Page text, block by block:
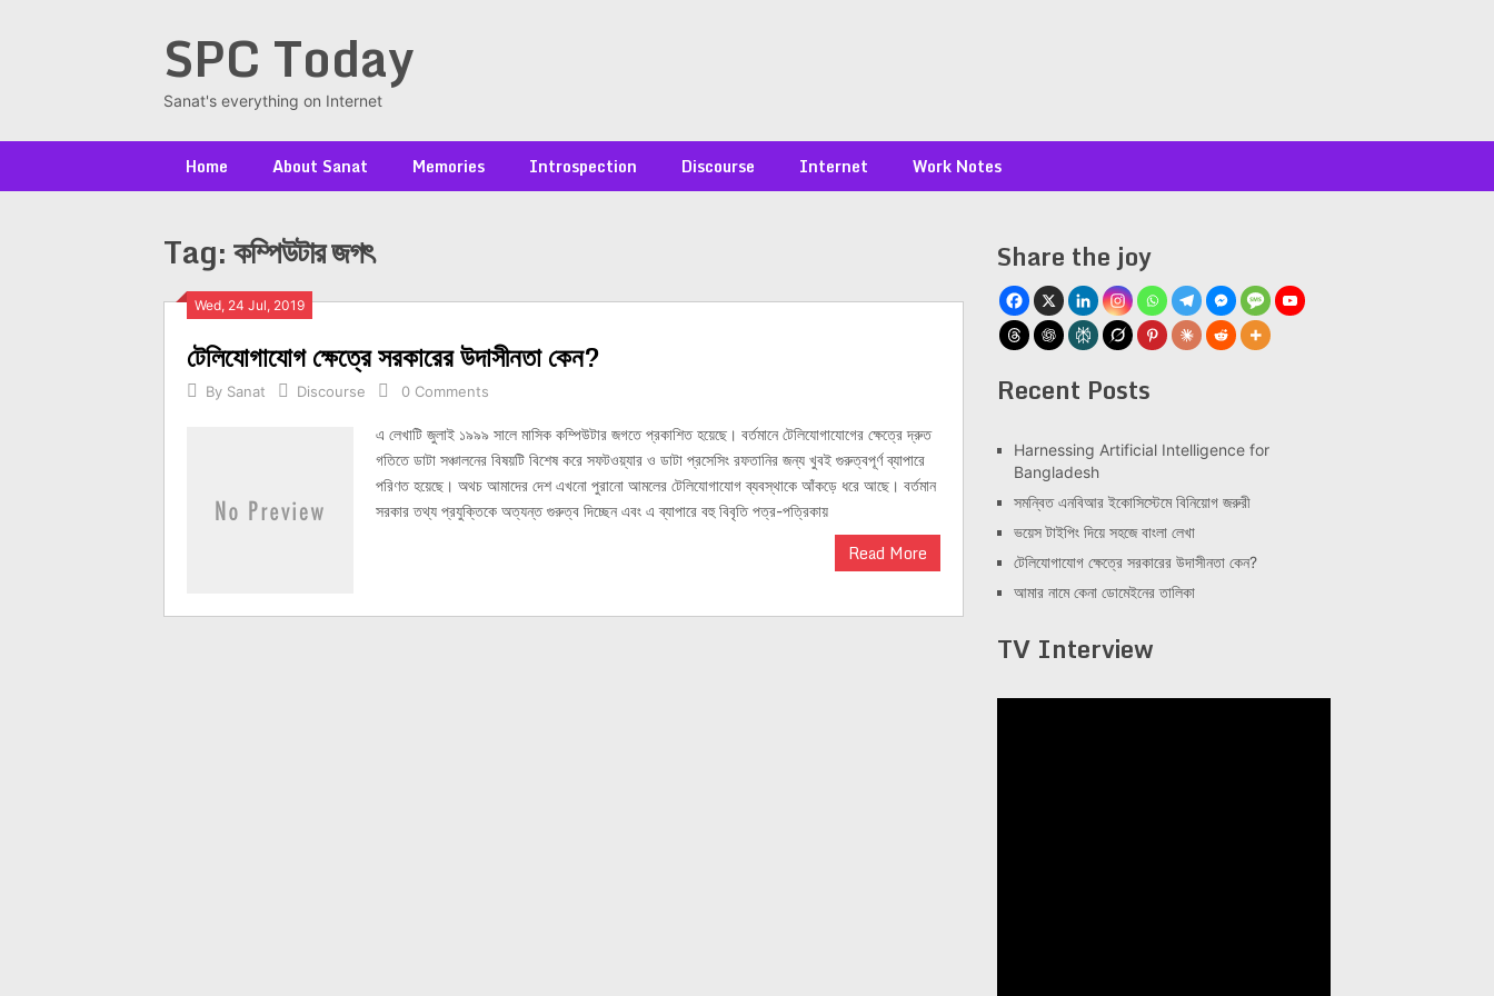
SPC Today
Sanat's everything on Internet
Home About Sanat Memories Introspection Discourse Internet Work Notes
Tag:কম্পিউটার জগৎ
Wed, 24 Jul, 2019
টেলিযোগাযোগ ক্ষেত্রে সরকারের উদাসীনতা কেন?
By Sanat Discourse 0 Comments
এ লেখাটি জুলাই ১৯৯৯ সালে মাসিক কম্পিউটার জগতে প্রকাশিত হয়েছে। বর্তমানে টেলিযোগাযোগের ক্ষেত্রে দ্রুত
গতিতে ডাটা সঞ্চালনের বিষয়টি বিশেষ করে সফটওয়্যার ও ডাটা প্রসেসিং রফতানির জন্য খুবই গুরুত্বপূর্ণ ব্যাপারে
পরিণত হয়েছে। অথচ আমাদের দেশ এখনো পুরানো আমলের টেলিযোগাযোগ ব্যবস্থাকে আঁকড়ে ধরে আছে। বর্তমান
সরকার তথ্য প্রযুক্তিকে অত্যন্ত গুরুত্ব দিচ্ছেন এবং এ ব্যাপারে বহু বিবৃতি পত্র-পত্রিকায়
Read More
Posts
navigation
Share the joy
Recent Posts
Har­ness­ing Arti­fi­cial Intel­li­gence for
Bangladesh
সমন্বিত এনবিআর ইকোসিস্টেমে বিনিয়োগ জরুরী
ভয়েস টাইপিং দিয়ে সহজে বাংলা লেখা
টেলিযোগাযোগ ক্ষেত্রে সরকারের উদাসীনতা কেন?
আমার নামে কেনা ডোমেইনের তালিকা
TV Interview